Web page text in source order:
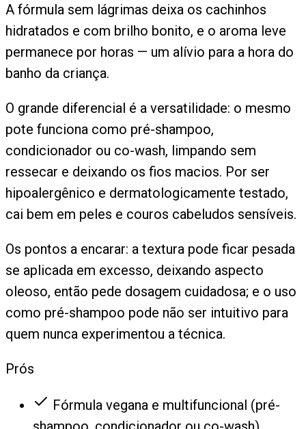
A fórmula sem lágrimas deixa os cachinhos
hidratados e com brilho bonito, e o aroma leve
permanece por horas — um alívio para a hora do
banho da criança.
O grande diferencial é a versatilidade: o mesmo
pote funciona como pré-shampoo,
condicionador ou co-wash, limpando sem
ressecar e deixando os fios macios. Por ser
hipoalergênico e dermatologicamente testado,
cai bem em peles e couros cabeludos sensíveis.
Os pontos a encarar: a textura pode ficar pesada
se aplicada em excesso, deixando aspecto
oleoso, então pede dosagem cuidadosa; e o uso
como pré-shampoo pode não ser intuitivo para
quem nunca experimentou a técnica.
Prós
Fórmula vegana e multifuncional (pré-